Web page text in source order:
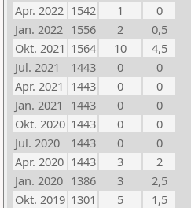
Apr. 2022 1542 1
0
Jan. 2022 1556 2
0,5
Okt. 2021 1564 10
4,5
Jul. 2021
1443 0
0
Apr. 2021 1443 0
0
Jan. 2021
1443 0
0
Okt. 2020 1443 0
0
Jul. 2020
1443 0
0
Apr. 2020 1443 3
2
Jan. 2020 1386 3
2,5
Okt. 2019 1301 5
1,5